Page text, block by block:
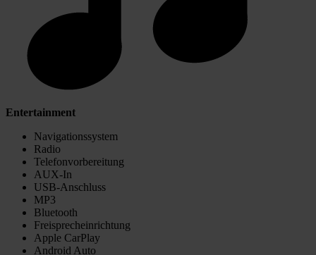
Entertainment
Navigationssystem
Radio
Telefonvorbereitung
AUX-In
USB-Anschluss
MP3
Bluetooth
Freisprecheinrichtung
Apple CarPlay
Android Auto